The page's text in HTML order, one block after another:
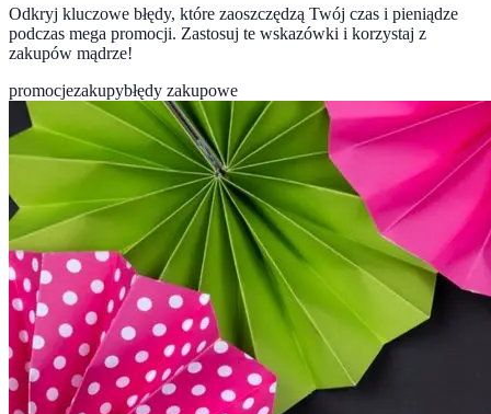
Odkryj kluczowe błędy, które zaoszczędzą Twój czas i pieniądze
podczas mega promocji. Zastosuj te wskazówki i korzystaj z
zakupów mądrze!
promocjezakupybłędy zakupowe